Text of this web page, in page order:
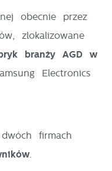
obecnie przez
zlokalizowane
branży AGD w
Electronics
firmach
.